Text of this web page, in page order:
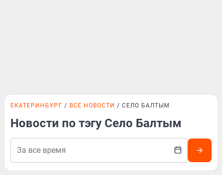
ЕКАТЕРИНБУРГ ВСЕ НОВОСТИ СЕЛО БАЛТЫМ
Новости по тэгу Село Балтым